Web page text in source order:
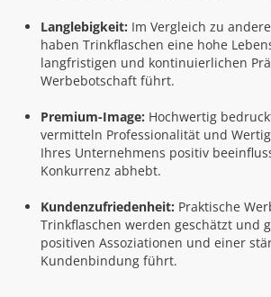
Langlebigkeit: Im Vergleich zu
haben Trinkflaschen eine hohe
langfristigen und kontinuierlichen
Werbebotschaft führt.
Premium-Image: Hochwertig
vermitteln Professionalität und
Ihres Unternehmens positiv
Konkurrenz abhebt.
Kundenzufriedenheit: Praktische
Trinkflaschen werden geschätzt und
positiven Assoziationen und einer
Kundenbindung führt.